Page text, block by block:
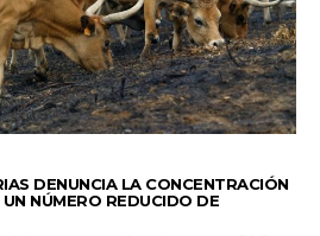
DENUNCIA LA CONCENTRACIÓN
NÚMERO REDUCIDO DE